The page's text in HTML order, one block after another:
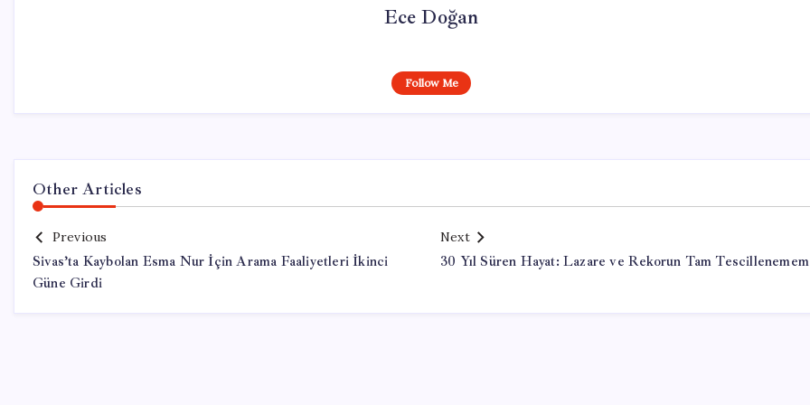
Ece Doğan
Follow Me
Other Articles
Previous
Sivas’ta Kaybolan Esma Nur İçin Arama Faaliyetleri İkinci
Güne Girdi
Next
30 Yıl Süren Hayat: Lazare ve Rekorun Tam